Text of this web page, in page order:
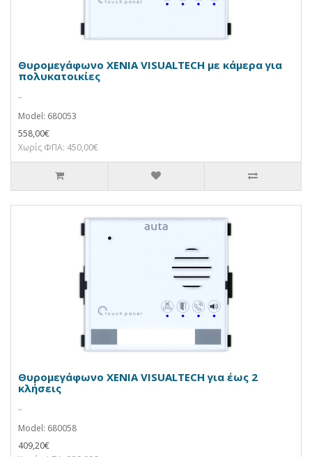
Θυρομεγάφωνο XENIA VISUALTECH με κάμερα για
πολυκατοικίες
..
Model: 680053
558,00€
Χωρίς ΦΠΑ: 450,00€
Θυρομεγάφωνο XENIA VISUALTECH για έως 2
κλήσεις
..
Model: 680058
409,20€